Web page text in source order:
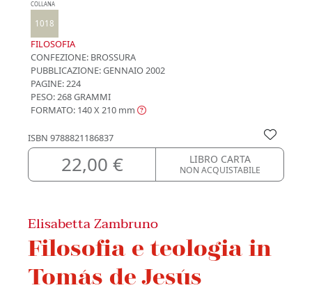
COLLANA
1018
FILOSOFIA
CONFEZIONE: BROSSURA
PUBBLICAZIONE:GENNAIO 2002
PAGINE: 224
PESO: 268 GRAMMI
FORMATO: 140 X 210 mm
ISBN 9788821186837
22,00 € LIBRO CARTA
NON ACQUISTABILE
Elisabetta Zambruno
Filosofia e teologia in
Tomás de Jesús